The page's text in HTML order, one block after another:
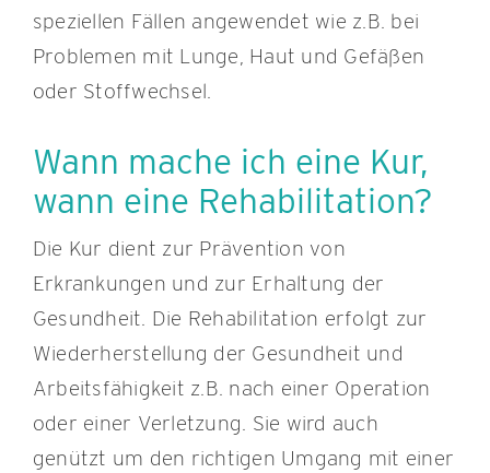
speziellen Fällen angewendet wie z.B. bei
Problemen mit Lunge, Haut und Gefäßen
oder Stoffwechsel.
Wann mache ich eine Kur,
wann eine Rehabilitation?
Die Kur dient zur Prävention von
Erkrankungen und zur Erhaltung der
Gesundheit. Die Rehabilitation erfolgt zur
Wiederherstellung der Gesundheit und
Arbeitsfähigkeit z.B. nach einer Operation
oder einer Verletzung. Sie wird auch
genützt um den richtigen Umgang mit einer